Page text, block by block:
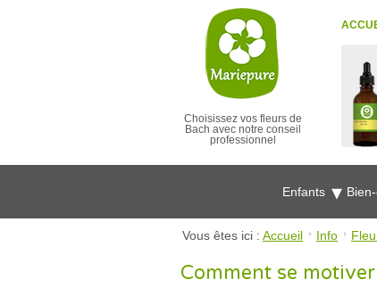
Choisissez vos fleurs de
Bach avec notre conseil
professionnel
Enfants
Vous êtes ici : Accueil Info
Comment se